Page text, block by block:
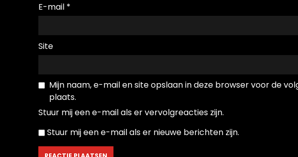
E-mail *
Site
Mijn naam, e-mail en site opslaan in deze browser voor de
plaats.
Stuur mij een e-mail als er vervolgreacties zijn.
Stuur mij een e-mail als er nieuwe berichten zijn.